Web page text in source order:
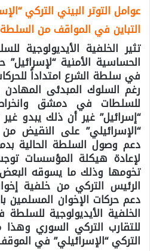
عوامل التوتر البيني التركي
التباين في المواقف من
تثير الخلفية الأيديولوجية
الحساسية الأمنية
في سلطة الشرع امتداداً
رغم السلوك المبدئى المهادن
للسلطات في دمشق
“إسرائيل” غير أن ذلك يبدو
“الإسرائيلي” على النقيض
دعم وصول السلطة الحالية
لإعادة هيكلة المؤسسات
تخومها وذلك ما يسوقه البعض
الرئيس التركي من خلفية
دعم حركات الإخوان المسلمين
الخلفية الأيديولوجية
للتقارب التركي السوري وهذا
التركي “الإسرائيلي” في